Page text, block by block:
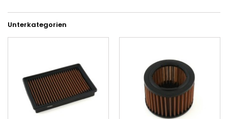
Unterkategorien